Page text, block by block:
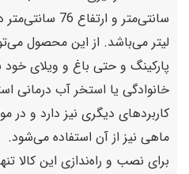
لیتر می‌باشد. از این محصول
پارکینگ و حتی باغ و ویلای
خانوادگی یا استخر آب درمانی
کاربردهای دیگری نیز دارد و در
ماهی نیز از آن استفاده می‌شود.
برای نصب و راه‌ندازی این کالا